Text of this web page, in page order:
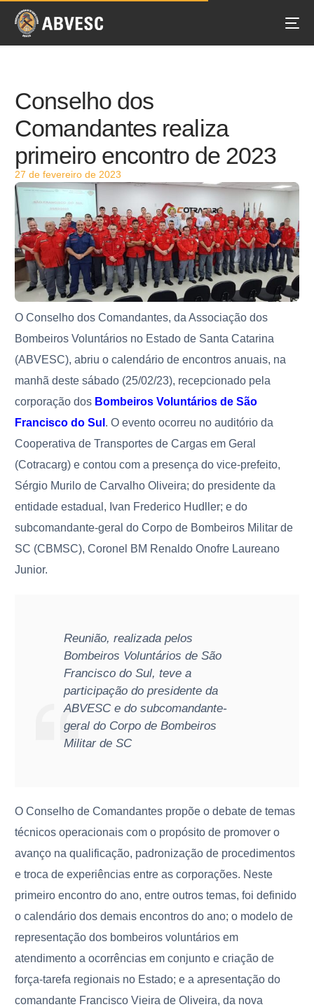
Conselho dos
Comandantes realiza
primeiro encontro de 2023
27 de fevereiro de 2023
O Conselho dos Comandantes, da Associação dos
Bombeiros Voluntários no Estado de Santa Catarina
(ABVESC), abriu o calendário de encontros anuais, na
manhã deste sábado (25/02/23), recepcionado pela
corporação dos Bombeiros Voluntários de São
Francisco do Sul . O evento ocorreu no auditório da
Cooperativa de Transportes de Cargas em Geral
(Cotracarg) e contou com a presença do vice-prefeito,
Sérgio Murilo de Carvalho Oliveira; do presidente da
entidade estadual, Ivan Frederico Hudller; e do
subcomandante-geral do Corpo de Bombeiros Militar de
SC (CBMSC), Coronel BM Renaldo Onofre Laureano
Junior.
Reunião, realizada pelos
Bombeiros Voluntários de São
Francisco do Sul, teve a
participação do presidente da
ABVESC e do subcomandante-
geral do Corpo de Bombeiros
Militar de SC
O Conselho de Comandantes propõe o debate de temas
técnicos operacionais com o propósito de promover o
avanço na qualificação, padronização de procedimentos
e troca de experiências entre as corporações. Neste
primeiro encontro do ano, entre outros temas, foi definido
o calendário dos demais encontros do ano; o modelo de
representação dos bombeiros voluntários em
atendimento a ocorrências em conjunto e criação de
força-tarefa regionais no Estado; e a apresentação do
comandante Francisco Vieira de Oliveira, da nova